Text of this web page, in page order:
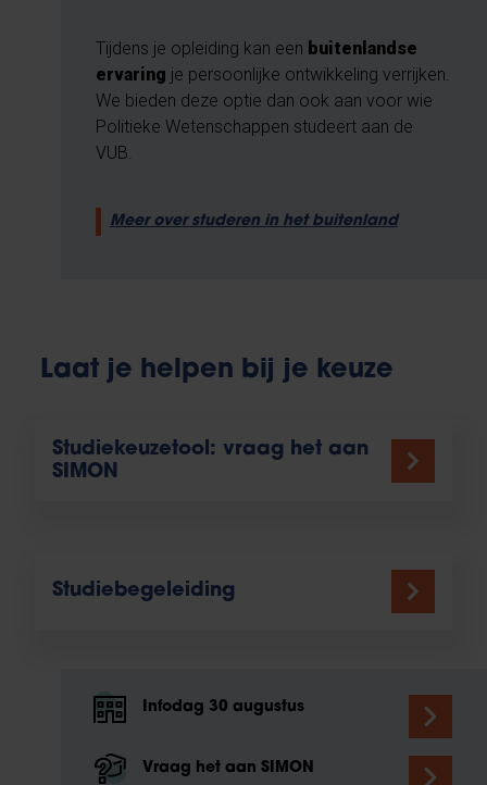
Tijdens je opleiding kan een buitenlandse
ervaring je persoonlijke ontwikkeling verrijken.
We bieden deze optie dan ook aan voor wie
Politieke Wetenschappen studeert aan de
VUB.
Meer over studeren in het buitenland
Laat je helpen bij je keuze
Studiekeuzetool: vraag het aan
SIMON
Studiebegeleiding
Infodag 30 augustus
Vraag het aan SIMON